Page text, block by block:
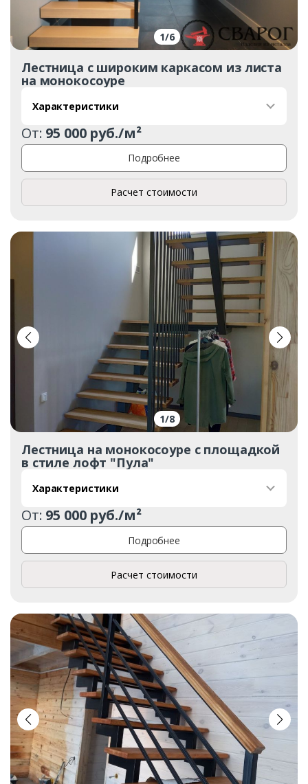
1/6
Лестница с широким каркасом из листа
на монокосоуре
Характеристики
От: 95 000 руб./м²
Подробнее
Расчет стоимости
1/8
Лестница на монокосоуре с площадкой
в стиле лофт "Пула"
Характеристики
От: 95 000 руб./м²
Подробнее
Расчет стоимости